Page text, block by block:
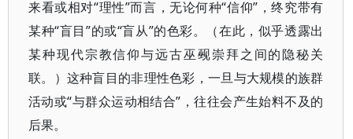
来看或相对“理性”而言，无论何种“信仰”，终究带有
某种“盲目”的或“盲从”的色彩。（在此，似乎透露出
某种现代宗教信仰与远古巫觋崇拜之间的隐秘关
联。）这种盲目的非理性色彩，一旦与大规模的族群
活动或“与群众运动相结合”，往往会产生始料不及的
后果。